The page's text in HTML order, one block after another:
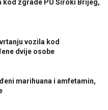
kod zgrade PU Široki Brijeg,
vozila kod
dvije osobe
marihuana i amfetamin,